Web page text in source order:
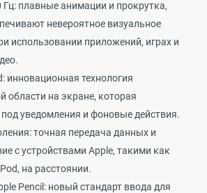
Гц: плавные анимации и прокрутка,
невероятное визуальное
использовании приложений, играх и
инновационная технология
области на экране, которая
под уведомления и фоновые действия.
точная передача данных и
с устройствами Apple, такими как
на расстоянии.
Pencil: новый стандарт ввода для